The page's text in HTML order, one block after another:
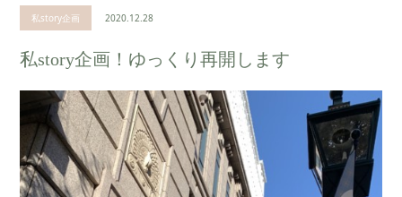
私story企画 2020.12.28
私story企画！ゆっくり再開します